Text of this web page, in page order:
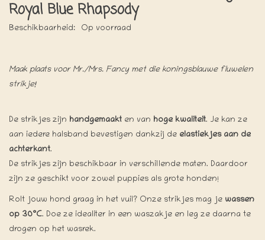
Royal Blue Rhapsody
Beschikbaarheid: Op voorraad
Maak plaats voor Mr./Mrs. Fancy met die koningsblauwe fluwelen
strikje!
De strikjes zijn handgemaakt en van hoge kwaliteit. Je kan ze
aan iedere halsband bevestigen dankzij de elastiekjes aan de
achterkant.
De strikjes zijn beschikbaar in verschillende maten. Daardoor
zijn ze geschikt voor zowel puppies als grote honden!
Rolt jouw hond graag in het vuil? Onze strikjes mag je wassen
op 30°C. Doe ze idealiter in een waszakje en leg ze daarna te
drogen op het wasrek.